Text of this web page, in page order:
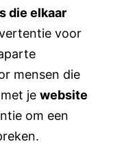
die elkaar
voor
mensen die
je website
om een